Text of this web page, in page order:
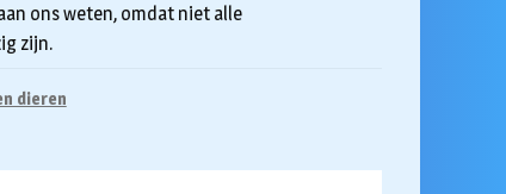
ons weten, omdat niet alle
zijn.
dieren